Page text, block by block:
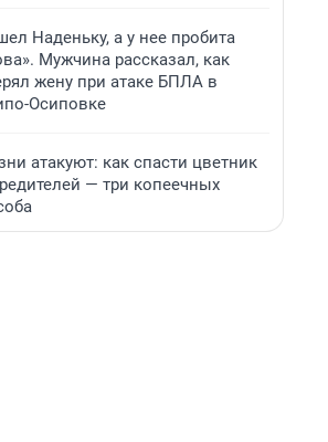
Наденьку, а у нее пробита
Мужчина рассказал, как
жену при атаке БПЛА в
Осиповке
атакуют: как спасти цветник
— три копеечных